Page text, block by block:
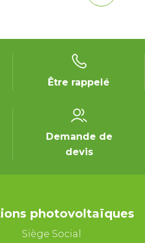
Être rappelé
Demande de
devis
photovoltaïques
Siège Social